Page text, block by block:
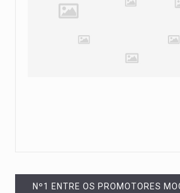
Nº1 ENTRE OS PROMOTORES